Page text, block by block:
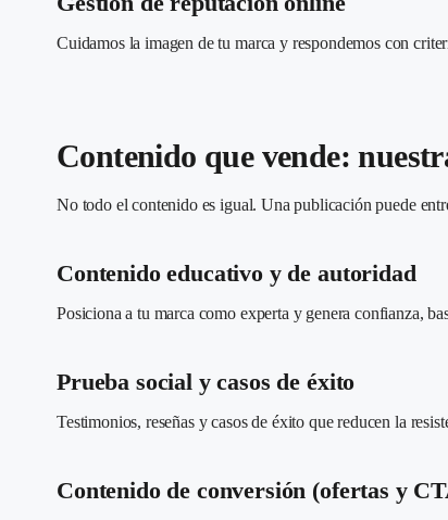
Cuidamos la imagen de tu marca y respondemos con
Contenido que vende:
No todo el contenido es igual. Una publicación puede
Contenido educativo y de autoridad
Posiciona a tu marca como experta y genera confianza,
Prueba social y casos de éxito
Testimonios, reseñas y casos de éxito que reducen la
Contenido de conversión (ofertas y